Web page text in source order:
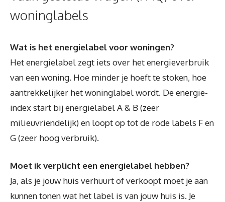
woninglabels
Wat is het energielabel voor woningen?
Het energielabel zegt iets over het energieverbruik
van een woning. Hoe minder je hoeft te stoken, hoe
aantrekkelijker het woninglabel wordt. De energie-
index start bij energielabel A & B (zeer
milieuvriendelijk) en loopt op tot de rode labels F en
G (zeer hoog verbruik).
Moet ik verplicht een energielabel hebben?
Ja, als je jouw huis verhuurt of verkoopt moet je aan
kunnen tonen wat het label is van jouw huis is. Je